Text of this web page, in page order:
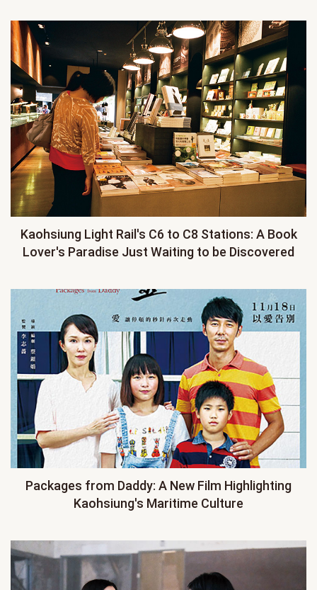
Kaohsiung Light Rail's C6 to C8 Stations: A Book
Lover's Paradise Just Waiting to be Discovered
Packages from Daddy: A New Film Highlighting
Kaohsiung's Maritime Culture